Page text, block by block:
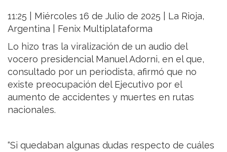
11:25 | Miércoles 16 de Julio de 2025 | La Rioja,
Argentina | Fenix Multiplataforma
Lo hizo tras la viralización de un audio del
vocero presidencial Manuel Adorni, en el que,
consultado por un periodista, afirmó que no
existe preocupación del Ejecutivo por el
aumento de accidentes y muertes en rutas
nacionales.
“Si quedaban algunas dudas respecto de cuáles